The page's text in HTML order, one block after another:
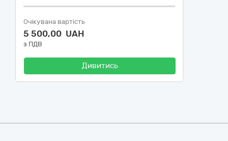
Очікувана вартість
5 500,00 UAH
з ПДВ
Дивитись